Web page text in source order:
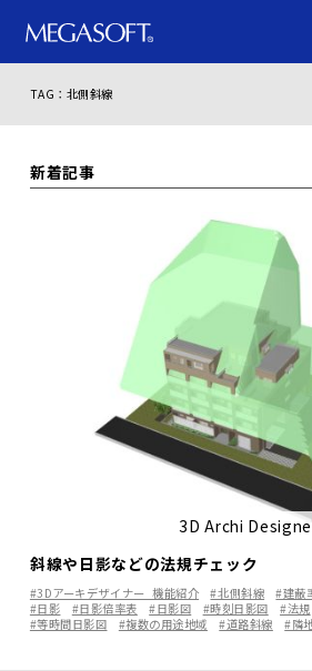
TAG：北側斜線
新着記事
3D Archi
斜線や日影などの法規チェック
#3Dアーキデザイナー_機能紹介 #北側斜線 #建蔽
#日影
#日影倍率表 #日影図 #時刻日影図 #法規
#等時間日影図
#複数の用途地域 #道路斜線 #隣